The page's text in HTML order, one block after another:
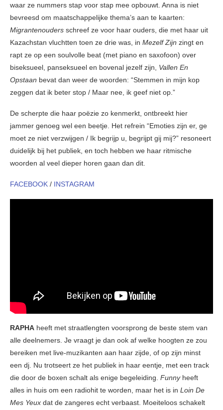
waar ze nummers stap voor stap mee opbouwt. Anna is niet
bevreesd om maatschappelijke thema’s aan te kaarten:
Migrantenouders schreef ze voor haar ouders, die met haar uit
Kazachstan vluchtten toen ze drie was, in Mezelf Zijn zingt en
rapt ze op een soulvolle beat (met piano en saxofoon) over
biseksueel, panseksueel en bovenal jezelf zijn, Vallen En
Opstaan bevat dan weer de woorden: “Stemmen in mijn kop
zeggen dat ik beter stop / Maar nee, ik geef niet op.”
De scherpte die haar poëzie zo kenmerkt, ontbreekt hier
jammer genoeg wel een beetje. Het refrein “Emoties zijn er, ge
moet ze niet verzwijgen / Ik begrijp u, begrijpt gij mij?” resoneert
duidelijk bij het publiek, en toch hebben we haar ritmische
woorden al veel dieper horen gaan dan dit.
FACEBOOK / INSTAGRAM
RAPHA heeft met straatlengten voorsprong de beste stem van
alle deelnemers. Je vraagt je dan ook af welke hoogten ze zou
bereiken met live-muzikanten aan haar zijde, of op zijn minst
een dj. Nu trotseert ze het publiek in haar eentje, met een track
die door de boxen schalt als enige begeleiding. Funnyheeft
alles in huis om een radiohit te worden, maar het is in Loin De
Mes Yeux dat de zangeres echt verbaast. Moeiteloos schakelt